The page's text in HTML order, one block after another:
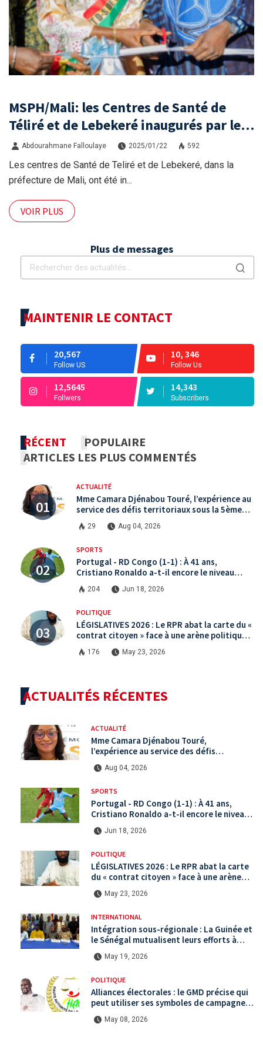
MSPH/Mali: les Centres de Santé de
Téliré et de Lebekeré inaugurés par le
Ministre de la santé.
Abdourahmane Falloulaye 2025/01/22 592
Les centres de Santé de Teliré et de Lebekeré, dans la
préfecture de Mali, ont été in...
VOIR PLUS
Plus de messages
MAINTENIR LE CONTACT
20,567
Follow US
10, 346
Follow Us
12,5645
Follwers
14,343
Subscribers
RÉCENT
POPULAIRE
ARTICLES LES PLUS COMMENTÉS
ACTUALITÉ
Mme Camara Djénabou Touré, l’expérience au
service des défis territoriaux sous la 5ème
République
29 Aug 04, 2026
SPORTS
Portugal - RD Congo (1-1) : À 41 ans,
Cristiano Ronaldo a-t-il encore le niveau
international ?
204 Jun 18, 2026
POLITIQUE
LÉGISLATIVES 2026 : Le RPR abat la carte du «
contrat citoyen » face à une arène politique
saturée.
176 May 23, 2026
ACTUALITÉS RÉCENTES
ACTUALITÉ
Mme Camara Djénabou Touré,
l’expérience au service des défis
territoriaux sous la 5ème République
Aug 04, 2026
SPORTS
Portugal - RD Congo (1-1) : À 41 ans,
Cristiano Ronaldo a-t-il encore le niveau
international ?
Jun 18, 2026
POLITIQUE
LÉGISLATIVES 2026 : Le RPR abat la carte
du « contrat citoyen » face à une arène
politique saturée.
May 23, 2026
INTERNATIONAL
Intégration sous-régionale : La Guinée et
le Sénégal mutualisent leurs efforts à
Koundara via le programme RéZo
May 19, 2026
POLITIQUE
Alliances électorales : le GMD précise qui
peut utiliser ses symboles de campagne
avant le scrutin du 31 mai
May 08, 2026